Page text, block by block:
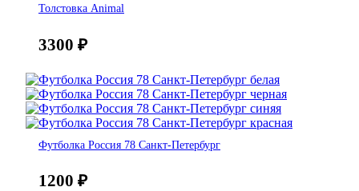
Толстовка Animal
3300 ₽
Футболка Россия 78 Санкт-Петербург
1200 ₽